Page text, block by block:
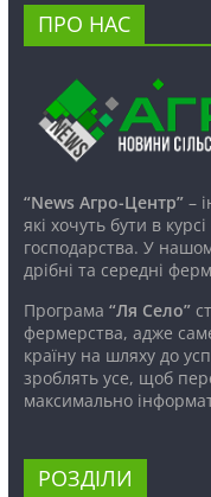
ПРО НАС
“News Агро-Центр”–
які хочуть бути в
господарства. У
дрібні та середні
Програма “Ля Село”
фермерства, адже
країну на шляху до
зроблять усе, щоб
максимально
РОЗДІЛИ